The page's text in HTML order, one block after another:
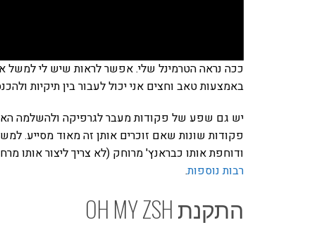
ככה נראה הטרמינל שלי. אפשר לראות שיש לי למשל
באמצעות טאב וחצים אני יכול לעבור בין תיקיות
ודוחפת אותו כבראנץ' מרוחק (לא צריך ליצור אותו
רבות נוספות.
התקנת OH MY ZSH